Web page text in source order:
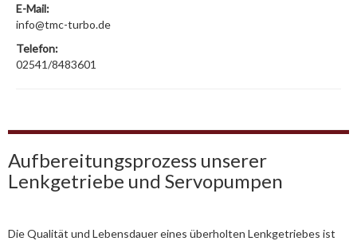
E-Mail:
info@tmc-turbo.de
Telefon:
02541/8483601
Aufbereitungsprozess unserer
Lenkgetriebe und Servopumpen
Die Qualität und Lebensdauer eines überholten Lenkgetriebes ist